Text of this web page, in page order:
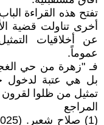
تفتح هذه القراءة
أخرى تناولت قضية
عن أخلاقيات
عموماً.
فـ "زهرة من حي
بل هي عتبة لدخول
تمثيل من ظلوا لقرون
المراجع